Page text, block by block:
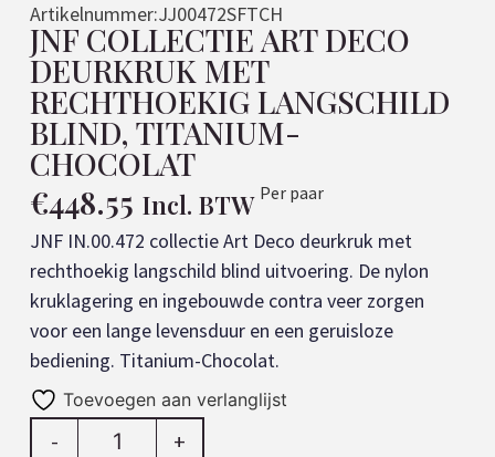
Artikelnummer:JJ00472SFTCH
JNF COLLECTIE ART DECO
DEURKRUK MET
RECHTHOEKIG LANGSCHILD
BLIND, TITANIUM-
CHOCOLAT
€448.55 Incl. BTW Per paar
JNF IN.00.472 collectie Art Deco deurkruk met
rechthoekig langschild blind uitvoering. De nylon
kruklagering en ingebouwde contra veer zorgen
voor een lange levensduur en een geruisloze
bediening. Titanium-Chocolat.
Toevoegen aan verlanglijst
- +